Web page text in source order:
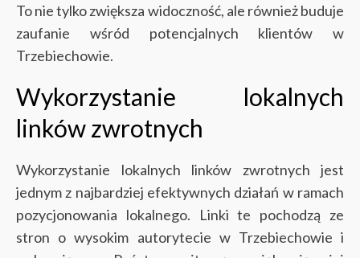
To nie tylko zwiększa widoczność, ale również buduje
zaufanie wśród potencjalnych klientów w
Trzebiechowie.
Wykorzystanie lokalnych
linków zwrotnych
Wykorzystanie lokalnych linków zwrotnych jest
jednym z najbardziej efektywnych działań w ramach
pozycjonowania lokalnego. Linki te pochodzą ze
stron o wysokim autorytecie w Trzebiechowie i